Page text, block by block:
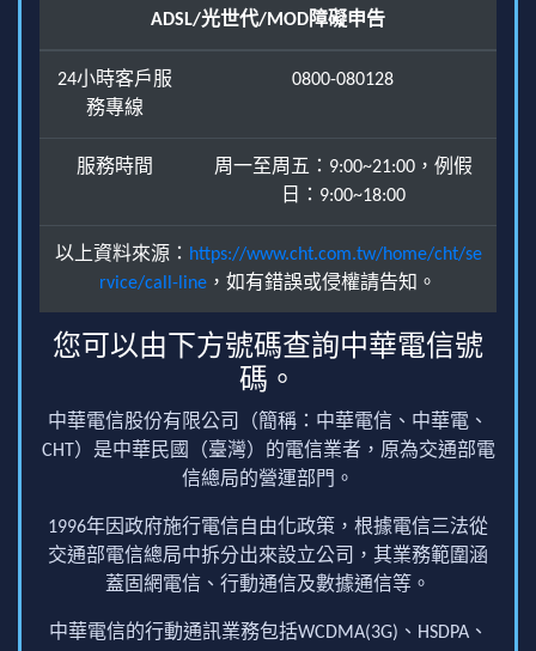
ADSL/光世代/MOD障礙申告
24小時客戶服
務專線
0800-080128
服務時間
周一至周五：9:00~21:00，例假
日：9:00~18:00
以上資料來源： https://www.cht.com.tw/home/cht/se
rvice/call-line ，如有錯誤或侵權請告知。
您可以由下方號碼查詢中華電信號
碼。
中華電信股份有限公司（簡稱：中華電信、中華電、
CHT）是中華民國（臺灣）的電信業者，原為交通部電
信總局的營運部門。
1996年因政府施行電信自由化政策，根據電信三法從
交通部電信總局中拆分出來設立公司，其業務範圍涵
蓋固網電信、行動通信及數據通信等。
中華電信的行動通訊業務包括WCDMA(3G)、HSDPA、